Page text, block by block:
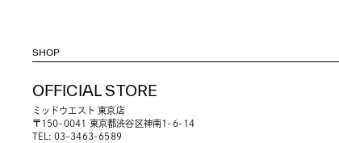
SHOP
OFFICIAL STORE
ミッドウエスト 東京店
〒150-0041 東京都渋谷区神南1-6-14
TEL: 03-3463-6589